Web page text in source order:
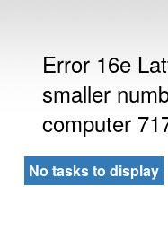
Error 16e
smaller
computer
No tasks to display